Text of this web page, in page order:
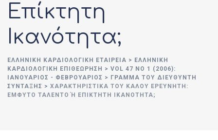
Επίκτητη
Ικανότητα;
ΕΛΛΗΝΙΚΉ ΚΑΡΔΙΟΛΟΓΙΚΉ ΕΤΑΙΡΕΊΑ > ΕΛΛΗΝΙΚΗ
ΚΑΡΔΙΟΛΟΓΙΚΗ ΕΠΙΘΕΩΡΗΣΗ > VOL 47 NO 1 (2006):
ΙΑΝΟΥΆΡΙΟΣ - ΦΕΒΡΟΥΆΡΙΟΣ > ΓΡΑΜΜΑ ΤΟΥ ΔΙΕΥΘΥΝΤΗ
ΣΥΝΤΑΞΗΣ > ΧΑΡΑΚΤΗΡΙΣΤΙΚΆ ΤΟΥ ΚΑΛΟΎ ΕΡΕΥΝΗΤΉ:
ΈΜΦΥΤΟ ΤΑΛΈΝΤΟ Ή ΕΠΊΚΤΗΤΗ ΙΚΑΝΌΤΗΤΑ;